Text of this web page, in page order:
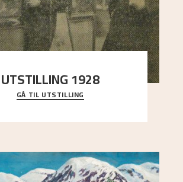
UTSTILLING 1928
døydde i 1928, tok vennene Moritz
og Simon Thorbjørnsen initiativ til å
GÅ TIL UTSTILLING